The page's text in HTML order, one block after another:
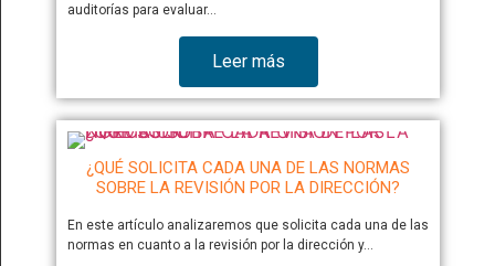
auditorías para evaluar…
Leer más
¿QUÉ SOLICITA CADA UNA DE LAS NORMAS
SOBRE LA REVISIÓN POR LA DIRECCIÓN?
En este artículo analizaremos que solicita cada una de las
normas en cuanto a la revisión por la dirección y…